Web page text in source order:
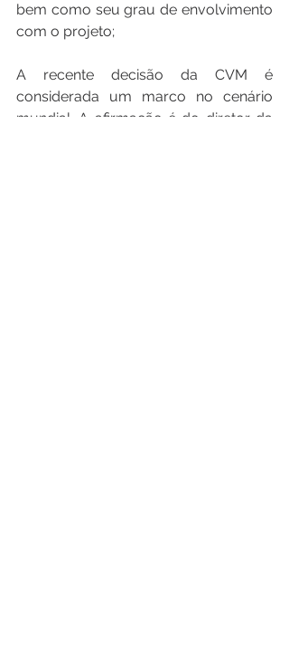
bem como seu grau de envolvimento
com o projeto;
A recente decisão da CVM é
considerada um marco no cenário
mundial. A afirmação é do diretor da